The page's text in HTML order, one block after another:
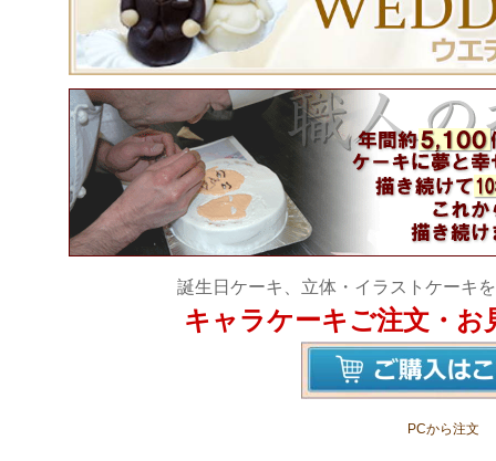
誕生日ケーキ、立体・イラストケーキ
キャラケーキご注文・お
PCから注文